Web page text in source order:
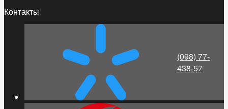
Контакты
(098) 77-
438-57